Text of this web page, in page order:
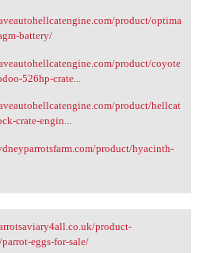
product/optima
battery/
product/coyote
526hp-crate...
product/hellcat
crate-engin...
product/hyacinth-
product-
eggs-for-sale/